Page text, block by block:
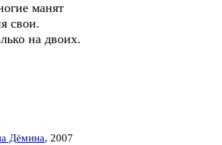
манят
свои.
на двоих.
Дёмина, 2007